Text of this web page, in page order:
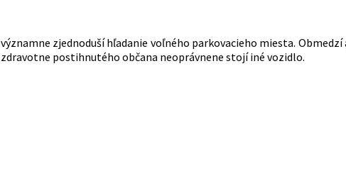
zjednoduší hľadanie voľného parkovacieho miesta.
postihnutého občana neoprávnene stojí iné vozidlo.